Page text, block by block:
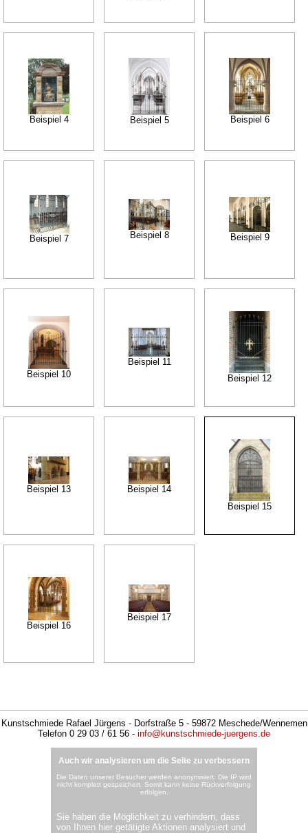
Beispiel 4 Beispiel 5 Beispiel 6
Beispiel 7 Beispiel 8 Beispiel 9
Beispiel 10
Beispiel 11
Beispiel 12
Beispiel 13
Beispiel 14
Beispiel 15
Beispiel 16
Beispiel 17
Kunstschmiede Rafael Jürgens - Dorfstraße 5 - 59872 Meschede/Wennemen
Telefon 0 29 03 / 61 56 - info@kunstschmiede-juergens.de
Auch wir analysieren um die Seite zu verbessern
Die Daten unserer Besucher werden anonymisiert. Die IP wird
nicht komplett gespeichert. Somit kann keine Rückverfolgung
erfolgen.